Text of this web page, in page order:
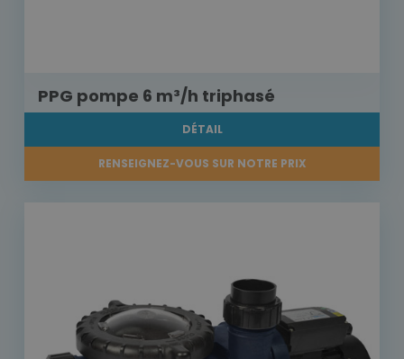
PPG pompe 6 m³/h triphasé
DÉTAIL
RENSEIGNEZ-VOUS SUR NOTRE PRIX